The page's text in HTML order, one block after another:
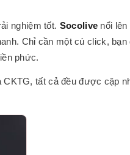
nghiệm tốt. Socolive nổi
Chỉ cần một cú click, bạn
phức.
tất cả đều được cập